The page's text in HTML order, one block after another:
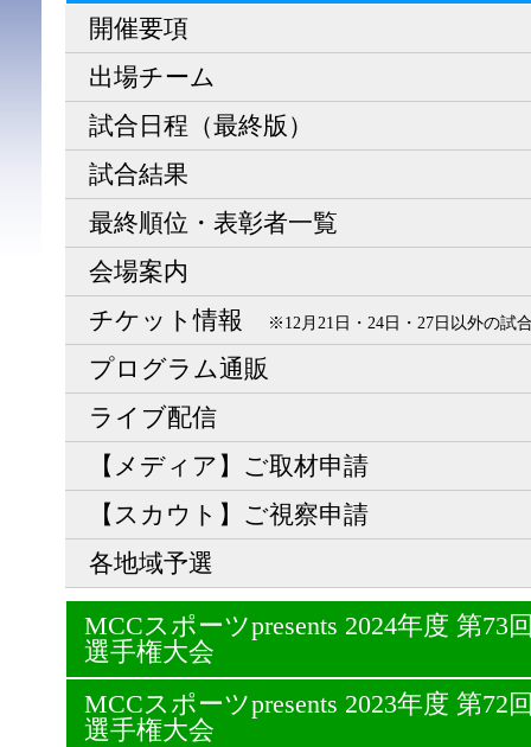
開催要項
出場チーム
試合日程（最終版）
試合結果
最終順位・表彰者一覧
会場案内
チケット情報
※12月21日・24日・27日以外の試
プログラム通販
ライブ配信
【メディア】ご取材申請
【スカウト】ご視察申請
各地域予選
MCCスポーツpresents 2024年度 第73
選手権大会
MCCスポーツpresents 2023年度 第72
選手権大会